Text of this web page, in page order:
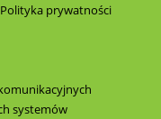
prywatności
systemów